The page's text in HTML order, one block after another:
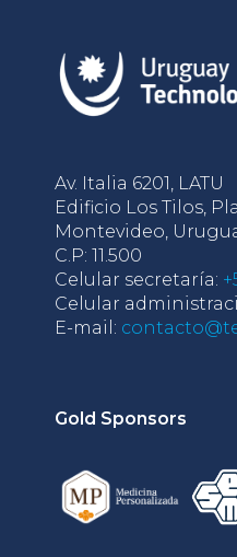
Av. Italia 6201, LATU
Edificio Los Tilos,
Montevideo,
C.P: 11.500
Celular secretaría:
Celular
E-mail:
Gold Sponsors